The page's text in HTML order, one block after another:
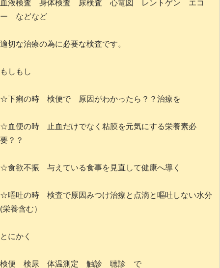
血液検査 身体検査 尿検査 心電図 レントゲン エコ
ー などなど
適切な治療の為に必要な検査です。
もしもし
☆下痢の時 検便で 原因がわかったら？？治療を
☆血便の時 止血だけでなく粘膜を元気にする栄養素必
要？？
☆食欲不振 与えている食事を見直して健康へ導く
☆嘔吐の時 検査で原因みつけ治療と点滴と嘔吐しない水分
(栄養含む）
とにかく
検便 検尿 体温測定 触診 聴診 で